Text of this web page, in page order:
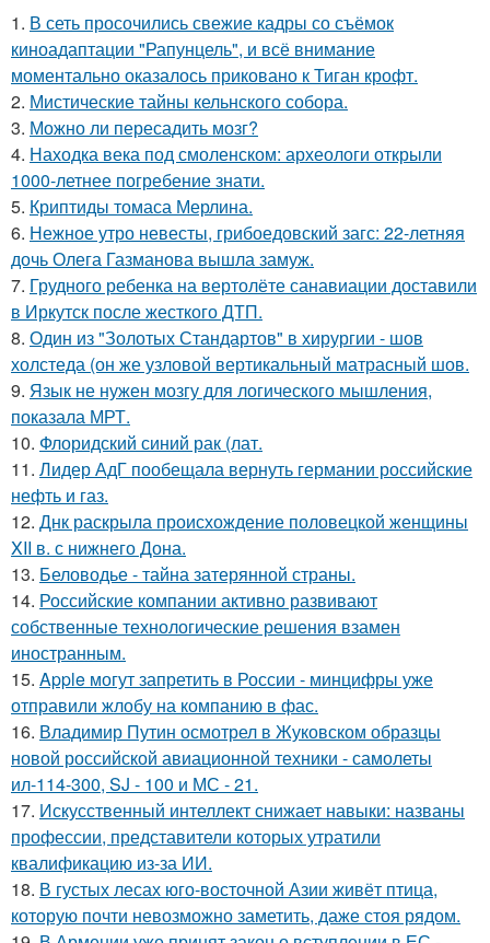
1. В сеть просочились свежие кадры со съёмок
киноадаптации "Рапунцель", и всё внимание
моментально оказалось приковано к Тиган крофт.
2. Мистические тайны кельнского собора.
3. Можно ли пересадить мозг?
4. Находка века под смоленском: археологи открыли
1000-летнее погребение знати.
5. Криптиды томаса Мерлина.
6. Нежное утро невесты, грибоедовский загс: 22-летняя
дочь Олега Газманова вышла замуж.
7. Грудного ребенка на вертолёте санавиации доставили
в Иркутск после жесткого ДТП.
8. Один из "Золотых Стандартов" в хирургии - шов
холстеда (он же узловой вертикальный матрасный шов.
9. Язык не нужен мозгу для логического мышления,
показала МРТ.
10. Флоридский синий рак (лат.
11. Лидер АдГ пообещала вернуть германии российские
нефть и газ.
12. Днк раскрыла происхождение половецкой женщины
XII в. с нижнего Дона.
13. Беловодье - тайна затерянной страны.
14. Российские компании активно развивают
собственные технологические решения взамен
иностранным.
15. Apple могут запретить в России - минцифры уже
отправили жлобу на компанию в фас.
16. Владимир Путин осмотрел в Жуковском образцы
новой российской авиационной техники - самолеты
ил-114-300, SJ - 100 и МС - 21.
17. Искусственный интеллект снижает навыки: названы
профессии, представители которых утратили
квалификацию из-за ИИ.
18. В густых лесах юго-восточной Азии живёт птица,
которую почти невозможно заметить, даже стоя рядом.